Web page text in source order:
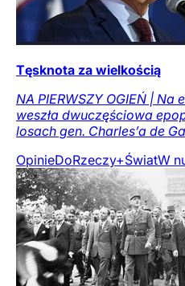
Tęsknota za wielkością
NA PIERWSZY OGIEŃ |
weszła dwuczęściowa
losach gen. Charles’a de
OpinieDoRzeczy+ŚwiatW